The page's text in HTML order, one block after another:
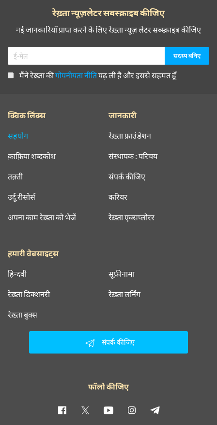
रेख़्ता न्यूज़लेटर सबस्क्राइब कीजिए
नई जानकारियाँ प्राप्त करने के लिए रेख़्ता न्यूज़ लेटर सब्स्क्राइब कीजिए
मैंने रेख़्ता कीगोपनीयता नीतिपढ़ ली है और इससे सहमत हूँ
क्विक लिंक्स
सहयोग
क़ाफ़िया शब्दकोश
तक़्ती
उर्दू रीसोर्स
अपना काम रेख़्ता को भेजें
जानकारी
रेख़्ता फ़ाउंडेशन
संस्थापक : परिचय
संपर्क कीजिए
करियर
रेख़्ता एक्सप्लोरर
हमारी वेबसाइट्स
हिन्दवी सूफ़ीनामा
रेख़्ता डिक्शनरी रेख़्ता लर्निंग
रेख़्ता बुक्स
संपर्क कीजिए
फॉलो कीजिए